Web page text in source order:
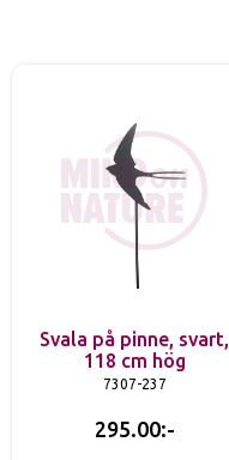
Svala på pinne, svart,
118 cm hög
7307-237
295.00